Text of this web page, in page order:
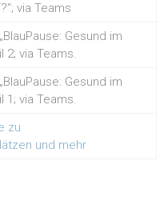
via Teams
Gesund im
2; via Teams.
Gesund im
1; via Teams.
zu
und mehr